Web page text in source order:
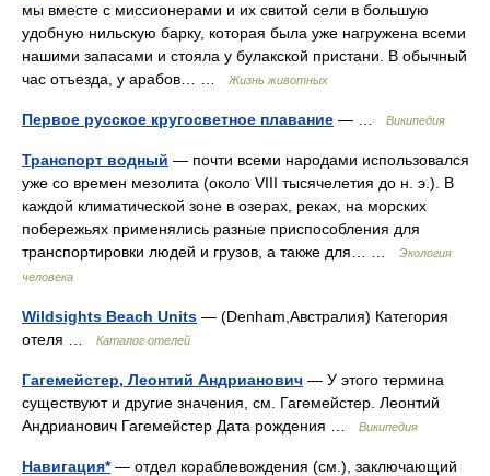
мы вместе с миссионерами и их свитой сели в большую
удобную нильскую барку, которая была уже нагружена всеми
нашими запасами и стояла у булакской пристани. В обычный
час отъезда, у арабов… …
Жизнь животных
Первое русское кругосветное плавание — … Википедия
Транспорт водный — почти всеми народами использовался
уже со времен мезолита (около VIII тысячелетия до н. э.). В
каждой климатической зоне в озерах, реках, на морских
побережьях применялись разные приспособления для
транспортировки людей и грузов, а также для… …
Экология
человека
Wildsights Beach Units — (Denham,Австралия) Категория
отеля …
Каталог отелей
Гагемейстер, Леонтий Андрианович — У этого термина
существуют и другие значения, см. Гагемейстер. Леонтий
Андрианович Гагемейстер Дата рождения …
Википедия
Навигация*— отдел кораблевождения (см.), заключающий